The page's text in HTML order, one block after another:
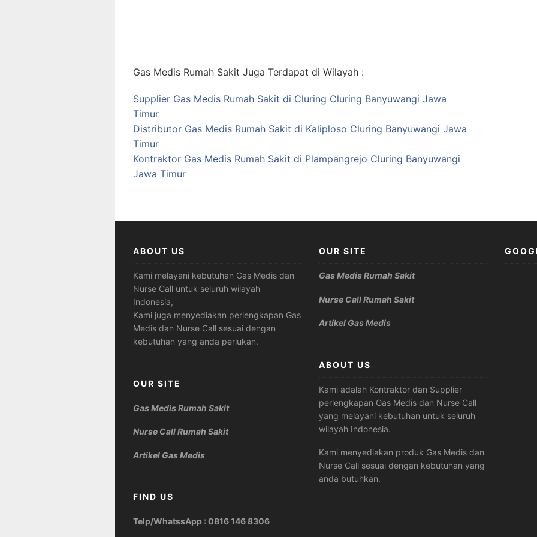
Gas Medis Rumah Sakit Juga Terdapat di Wilayah :
Supplier Gas Medis Rumah Sakit di Cluring Cluring Banyuwangi Jawa
Timur
Distributor Gas Medis Rumah Sakit di Kaliploso Cluring Banyuwangi Jawa
Timur
Kontraktor Gas Medis Rumah Sakit di Plampangrejo Cluring Banyuwangi
Jawa Timur
ABOUT US
Kami melayani kebutuhan Gas Medis dan
Nurse Call untuk seluruh wilayah
Indonesia,
Kami juga menyediakan perlengkapan Gas
Medis dan Nurse Call sesuai dengan
kebutuhan yang anda perlukan.
OUR SITE
Gas Medis Rumah Sakit
Nurse Call Rumah Sakit
Artikel Gas Medis
FIND US
Telp/WhatssApp : 0816 146 8306
OUR SITE
Gas Medis Rumah Sakit
Nurse Call Rumah Sakit
Artikel Gas Medis
ABOUT US
Kami adalah Kontraktor dan Supplier
perlengkapan Gas Medis dan Nurse Call
yang melayani kebutuhan untuk seluruh
wilayah Indonesia.
Kami menyediakan produk Gas Medis dan
Nurse Call sesuai dengan kebutuhan yang
anda butuhkan.